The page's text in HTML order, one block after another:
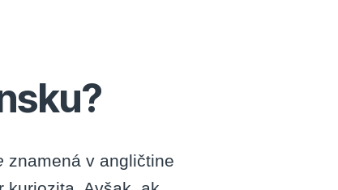
znamená v angličtine